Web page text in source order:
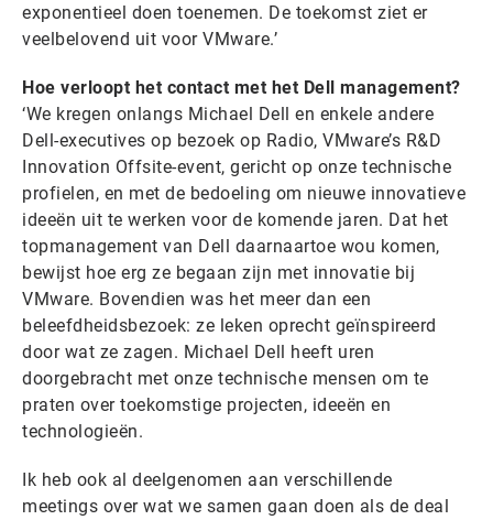
exponentieel doen toenemen. De toekomst ziet er
veelbelovend uit voor VMware.’
Hoe verloopt het contact met het Dell management?
‘We kregen onlangs Michael Dell en enkele andere
Dell-executives op bezoek op Radio, VMware’s R&D
Innovation Offsite-event, gericht op onze technische
profielen, en met de bedoeling om nieuwe innovatieve
ideeën uit te werken voor de komende jaren. Dat het
topmanagement van Dell daarnaartoe wou komen,
bewijst hoe erg ze begaan zijn met innovatie bij
VMware. Bovendien was het meer dan een
beleefdheidsbezoek: ze leken oprecht geïnspireerd
door wat ze zagen. Michael Dell heeft uren
doorgebracht met onze technische mensen om te
praten over toekomstige projecten, ideeën en
technologieën.
Ik heb ook al deelgenomen aan verschillende
meetings over wat we samen gaan doen als de deal